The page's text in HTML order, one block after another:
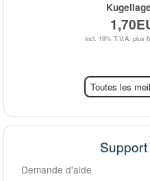
incl. 19% T.V.A. plus
Toutes les
Demande d'aide